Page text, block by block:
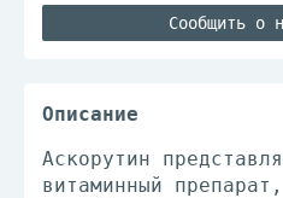
Сообщить о
Описание
Аскорутин
витаминный